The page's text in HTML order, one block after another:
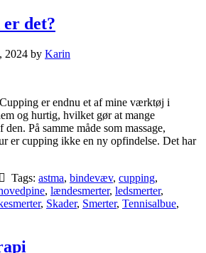
det?
2024 by Karin
er endnu et af mine værktøj i
og hurtig, hvilket gør at mange
På samme måde som massage,
er cupping ikke en ny opfindelse. Det har
Tags: astma, bindevæv, cupping,
, lændesmerter, ledsmerter,
, Skader, Smerter, Tennisalbue,